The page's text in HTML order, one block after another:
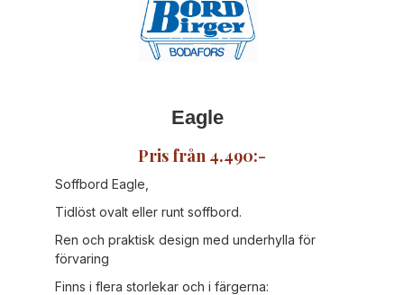
Eagle
Pris från 4.490:-
Soffbord Eagle,
Tidlöst ovalt eller runt soffbord.
Ren och praktisk design med underhylla för
förvaring
Finns i flera storlekar och i färgerna: